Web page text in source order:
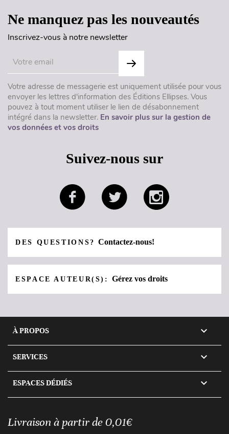
Ne manquez pas les nouveautés
Inscrivez-vous à notre newsletter
Votre adresse de messagerie est uniquement utilisée pour vous
envoyer les lettres d'information des Éditions Ellipses. Vous
pouvez à tout moment utiliser le lien de désabonnement
intégré dans la newsletter. En savoir plus sur la gestion de
vos données et vos droits
Suivez-nous sur
DES QUESTIONS?Contactez-nous!
ESPACE AUTEUR(S):Gérez vos droits
À PROPOS 
SERVICES 
ESPACES DÉDIÉS 
Livraison à partir de 0,01€